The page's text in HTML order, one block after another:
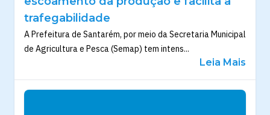
trafegabilidade
A Prefeitura de Santarém, por meio da Secretaria Municipal
de Agricultura e Pesca (Semap) tem intens...
Leia Mais